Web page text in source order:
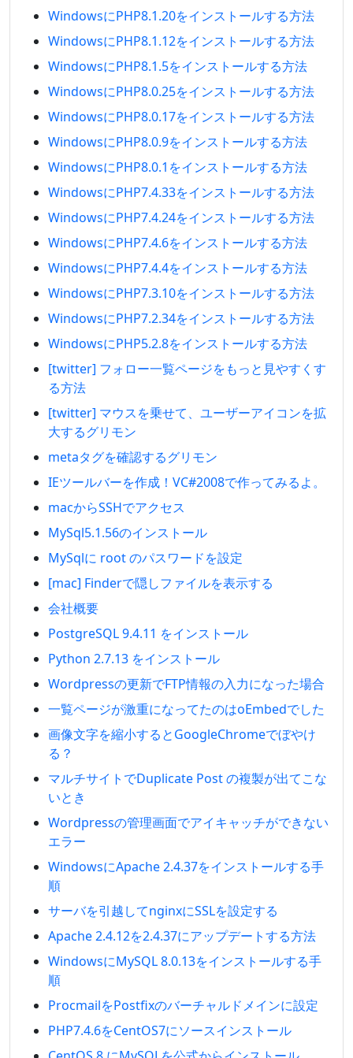
WindowsにPHP8.1.20をインストールする方法
WindowsにPHP8.1.12をインストールする方法
WindowsにPHP8.1.5をインストールする方法
WindowsにPHP8.0.25をインストールする方法
WindowsにPHP8.0.17をインストールする方法
WindowsにPHP8.0.9をインストールする方法
WindowsにPHP8.0.1をインストールする方法
WindowsにPHP7.4.33をインストールする方法
WindowsにPHP7.4.24をインストールする方法
WindowsにPHP7.4.6をインストールする方法
WindowsにPHP7.4.4をインストールする方法
WindowsにPHP7.3.10をインストールする方法
WindowsにPHP7.2.34をインストールする方法
WindowsにPHP5.2.8をインストールする方法
[twitter] フォロー一覧ページをもっと見やすくす
る方法
[twitter] マウスを乗せて、ユーザーアイコンを拡
大するグリモン
metaタグを確認するグリモン
IEツールバーを作成！VC#2008で作ってみるよ。
macからSSHでアクセス
MySql5.1.56のインストール
MySqlに root のパスワードを設定
[mac] Finderで隠しファイルを表示する
会社概要
PostgreSQL 9.4.11 をインストール
Python 2.7.13 をインストール
Wordpressの更新でFTP情報の入力になった場合
一覧ページが激重になってたのはoEmbedでした
画像文字を縮小するとGoogleChromeでぼやけ
る？
マルチサイトでDuplicate Post の複製が出てこな
いとき
Wordpressの管理画面でアイキャッチができない
エラー
WindowsにApache 2.4.37をインストールする手
順
サーバを引越してnginxにSSLを設定する
Apache 2.4.12を2.4.37にアップデートする方法
WindowsにMySQL 8.0.13をインストールする手
順
ProcmailをPostfixのバーチャルドメインに設定
PHP7.4.6をCentOS7にソースインストール